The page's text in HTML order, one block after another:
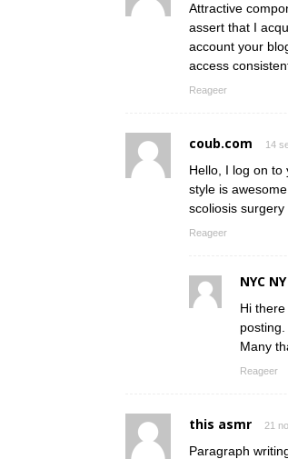
Attractive
assert that I
account your
access
Reageer
coub.com 14
Hello, I log on to
style is
scoliosis surgery
Reageer
NYC
Hi
Many
Reageer
this asmr 21
Paragraph